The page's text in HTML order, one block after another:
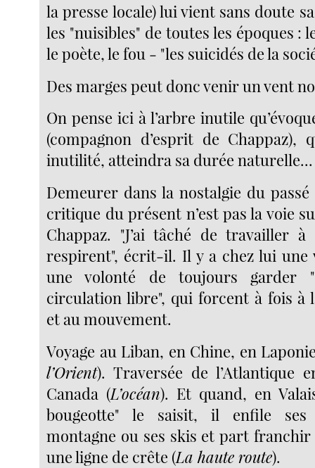
la presse locale) lui vient sans doute
les "nuisibles" de toutes les époques :
le poète, le fou - "les suicidés de la
Des marges peut donc venir un vent
On pense ici à l’arbre inutile
(compagnon d’esprit de Chappaz),
inutilité, atteindra sa durée naturelle...
Demeurer dans la nostalgie du
critique du présent n’est pas la voie
Chappaz. "J’ai tâché de travailler
respirent", écrit-il. Il y a chez lui
une volonté de toujours garder
circulation libre", qui forcent à fois à
et au mouvement.
Voyage au Liban, en Chine, en
l’Orient). Traversée de l’Atlantique
Canada (L’océan). Et quand, en
bougeotte" le saisit, il enfile ses
montagne ou ses skis et part
une ligne de crête (La haute route).